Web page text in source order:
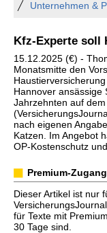
Unternehmen &
Kfz-Experte soll
15.12.2025 (€) -
Monatsmitte den
Hannover ansässige
Jahrzehnten auf
nach eigenen
Katzen. Im Angebot
OP-Kostenschutz
Premium-Zugang
Dieser Artikel ist nur
für Texte mit
30 Tage sind.